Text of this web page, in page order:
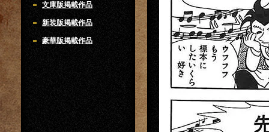
文庫版掲載作品
新装版掲載作品
豪華版掲載作品